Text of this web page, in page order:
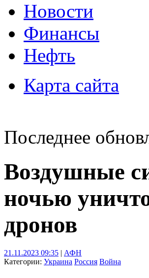
Новости
Финансы
Нефть
Карта сайта
Последнее
Воздушные
ночью
дронов
21.11.2023 09:35 | АФН
Категории: Украина Россия Война